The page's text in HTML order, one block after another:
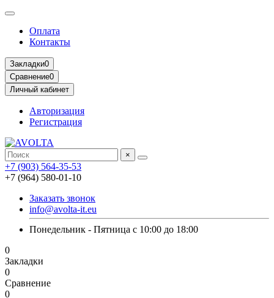
Оплата
Контакты
Закладки0
Сравнение0
Личный кабинет
Авторизация
Регистрация
×
+7 (903) 564-35-53
+7 (964) 580-01-10
Заказать звонок
info@avolta-it.eu
Понедельник - Пятница с 10:00 до 18:00
0
Закладки
0
Сравнение
0